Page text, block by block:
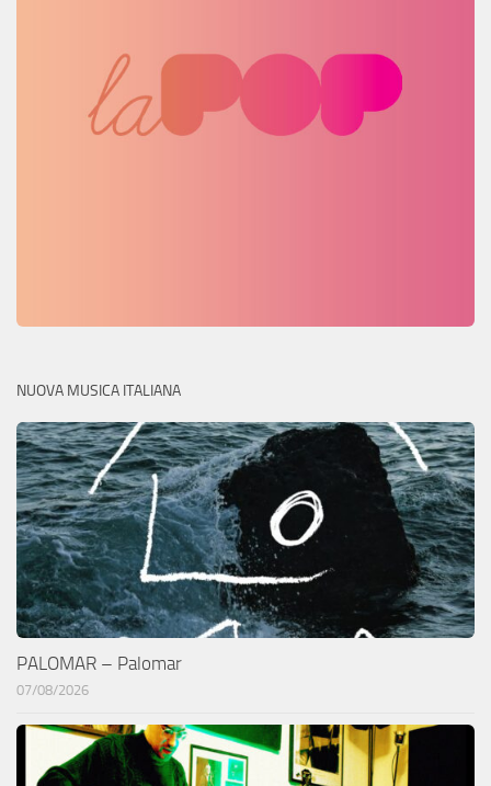
NUOVA MUSICA ITALIANA
PALOMAR – Palomar
07/08/2026